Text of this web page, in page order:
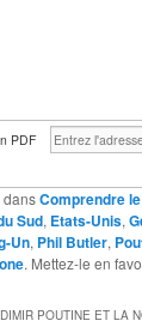
PDF
dansComprendre
Sud, Etats-Unis,
Un, Phil Butler,
. Mettez-le en
POUTINE ET LA